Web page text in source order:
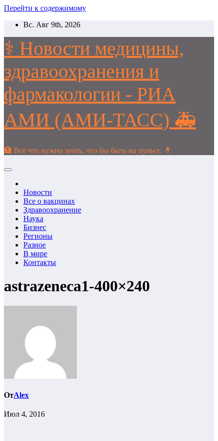
Перейти к содержимому
Вс. Авг 9th, 2026
⚕️ Новости медицины,
здравоохранения и
фармакологии - РИА
АМИ (АМИ-ТАСС) 🚑
🏥 Всё что нужно знать, что бы быть на пульсе. 💊
Новости
Все о вакцинах
Здравоохранение
Наука
Бизнес
Регионы
Разное
В мире
Контакты
astrazeneca1-400×240
ОтAlex
Июл 4, 2016